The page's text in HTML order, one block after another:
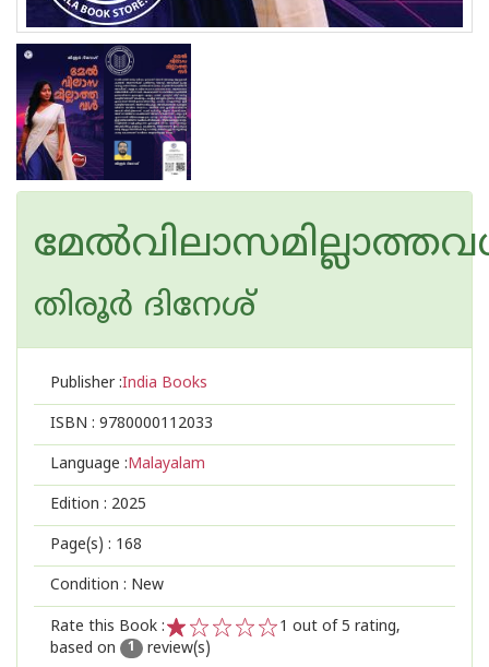
തിരൂര്‍ ദിനേശ്
Publisher :India Books
ISBN : 9780000112033
Language :Malayalam
Edition : 2025
Page(s) : 168
Condition : New
Rate this Book :
2
1
1 out of 5 rating,
based on
1 review(s)